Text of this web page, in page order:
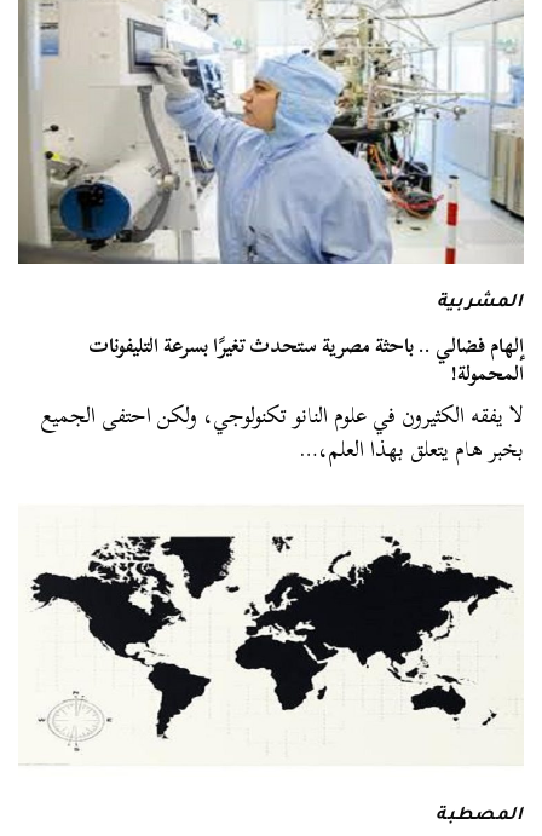
المشربية
إلهام فضالي .. باحثة مصرية ستحدث تغيرًا بسرعة التليفونات
المحمولة!
لا يفقه الكثيرون في علوم النانو تكنولوجي، ولكن احتفى الجميع
بخبر هام يتعلق بهذا العلم،…
المصطبة